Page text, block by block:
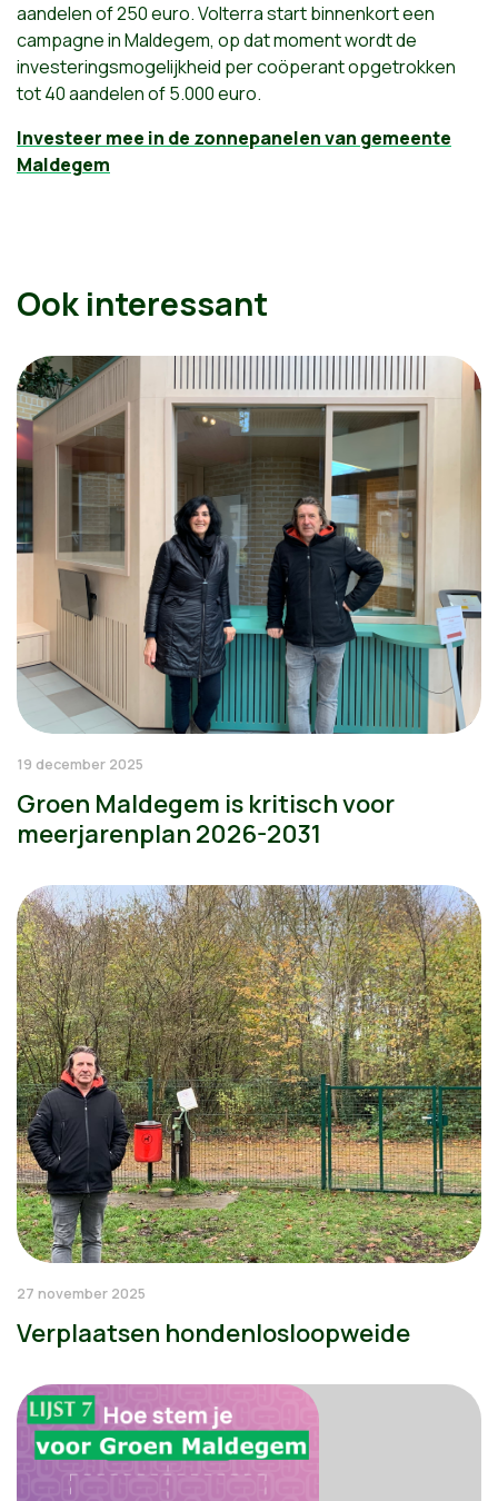
aandelen of 250 euro. Volterra start binnenkort een
campagne in Maldegem, op dat moment wordt de
investeringsmogelijkheid per coöperant opgetrokken
tot 40 aandelen of 5.000 euro.
Investeer mee in de zonnepanelen van gemeente
Maldegem
Ook interessant
19 december 2025
Groen Maldegem is kritisch voor
meerjarenplan 2026-2031
27 november 2025
Verplaatsen hondenlosloopweide